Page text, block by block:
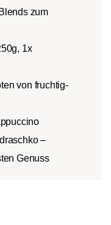
zum
1x
von fruchtig-
–
Genuss